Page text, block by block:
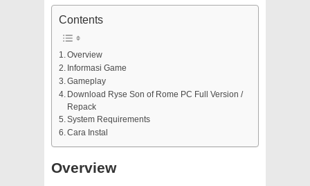
Contents
Overview
Informasi Game
Gameplay
Download Ryse Son of Rome PC Full Version /
Repack
System Requirements
Cara Instal
Overview